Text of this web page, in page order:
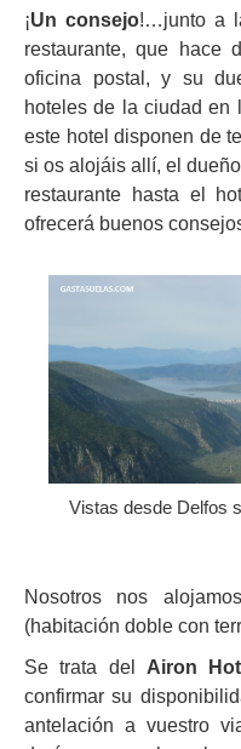
¡Un consejo!…junto a
restaurante, que hace
oficina postal, y su
hoteles de la ciudad en
este hotel disponen de
si os alojáis allí, el
restaurante hasta el
ofrecerá buenos
Vistas desde Delfos
Nosotros nos
(habitación doble con
Se trata del Airon
confirmar su
antelación a vuestro